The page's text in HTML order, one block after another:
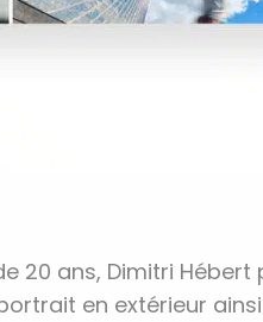
20 ans, Dimitri
en extérieur